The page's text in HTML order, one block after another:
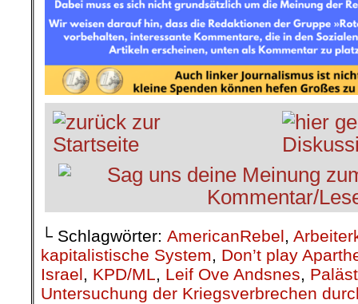
└ Schlagwörter: AmericanRebel,
kapitalistische System, Don’t play
Israel, KPD/ML, Leif Ove Andsnes,
Untersuchung der Kriegsverbrechen